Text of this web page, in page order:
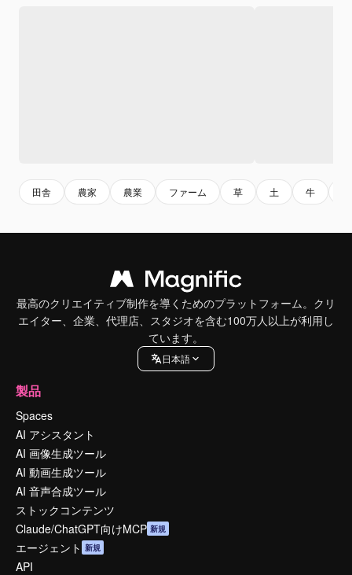
田舎 農家 農業 ファーム 草 土 牛
最高のクリエイティブ制作を導くためのプラットフォーム。クリ
エイター、企業、代理店、スタジオを含む100万人以上が利用し
ています。
日本語
製品
Spaces
AI アシスタント
AI 画像生成ツール
AI 動画生成ツール
AI 音声合成ツール
ストックコンテンツ
Claude/ChatGPT向けMCP 新規
エージェント 新規
API